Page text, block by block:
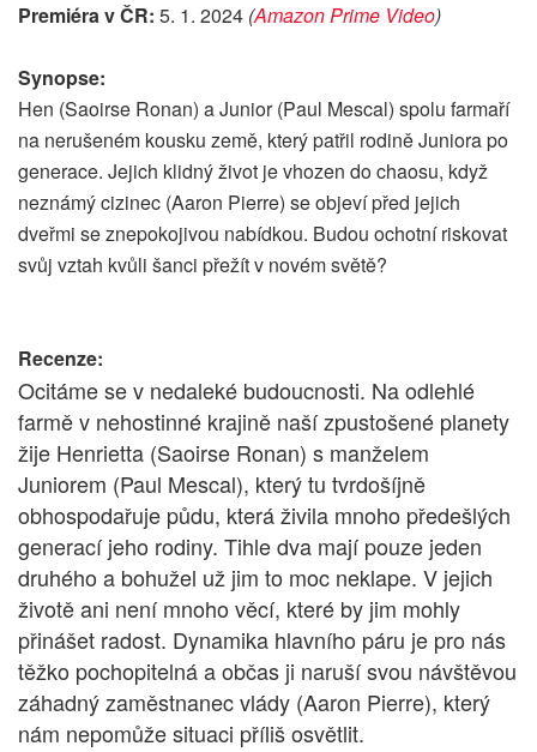
Premiéra v ČR: 5. 1. 2024 (Amazon Prime Video)
Synopse:
Hen (Saoirse Ronan) a Junior (Paul Mescal) spolu farmaří
na nerušeném kousku země, který patřil rodině Juniora po
generace. Jejich klidný život je vhozen do chaosu, když
neznámý cizinec (Aaron Pierre) se objeví před jejich
dveřmi se znepokojivou nabídkou. Budou ochotní riskovat
svůj vztah kvůli šanci přežít v novém světě?
Recenze:
Ocitáme se v nedaleké budoucnosti. Na odlehlé
farmě v nehostinné krajině naší zpustošené planety
žije Henrietta (Saoirse Ronan) s manželem
Juniorem (Paul Mescal), který tu tvrdošíjně
obhospodařuje půdu, která živila mnoho předešlých
generací jeho rodiny. Tihle dva mají pouze jeden
druhého a bohužel už jim to moc neklape. V jejich
životě ani není mnoho věcí, které by jim mohly
přinášet radost. Dynamika hlavního páru je pro nás
těžko pochopitelná a občas ji naruší svou návštěvou
záhadný zaměstnanec vlády (Aaron Pierre), který
nám nepomůže situaci příliš osvětlit.